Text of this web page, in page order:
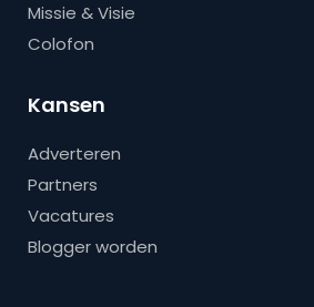
Missie & Visie
Colofon
Kansen
Adverteren
Partners
Vacatures
Blogger worden